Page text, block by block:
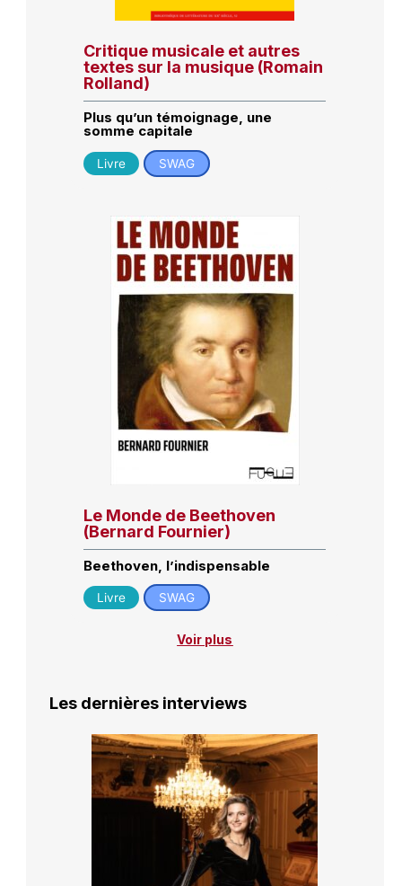
Critique musicale et autres
textes sur la musique (Romain
Rolland)
Plus qu’un témoignage, une
somme capitale
Livre SWAG
Le Monde de Beethoven
(Bernard Fournier)
Beethoven, l’indispensable
Livre SWAG
Voir plus
Les dernières interviews